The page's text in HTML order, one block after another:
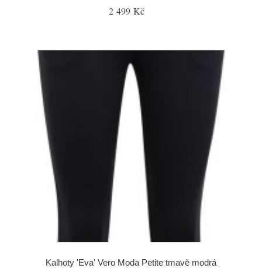
2 499 Kč
Kalhoty 'Eva' Vero Moda Petite tmavě modrá